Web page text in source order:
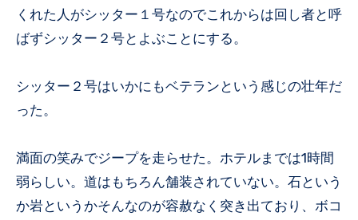
くれた人がシッター１号なのでこれからは回し者と呼
ばずシッター２号とよぶことにする。
シッター２号はいかにもベテランという感じの壮年だ
った。
満面の笑みでジープを走らせた。ホテルまでは1時間
弱らしい。道はもちろん舗装されていない。石という
か岩というかそんなのが容赦なく突き出ており、ボコ